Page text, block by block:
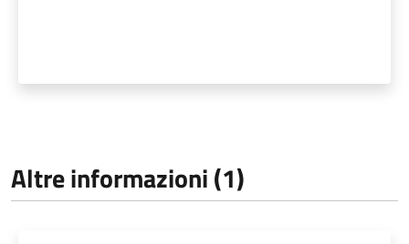
Altre informazioni (1)